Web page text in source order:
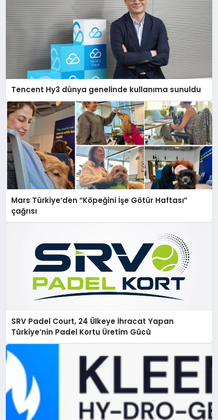
Tencent Hy3 dünya genelinde kullanıma sunuldu
Mars Türkiye’den “Köpeğini İşe Götür Haftası”
çağrısı
SRV Padel Court, 24 Ülkeye İhracat Yapan
Türkiye’nin Padel Kortu Üretim Gücü